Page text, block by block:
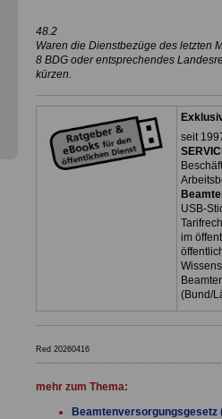
48.2
Waren die Dienstbezüge des letzten
8 BDG oder entsprechendes
kürzen.
seit
USB-
im
(Bund/
Red 20260416
mehr zum Thema:
Beamtenversorgungsgesetz